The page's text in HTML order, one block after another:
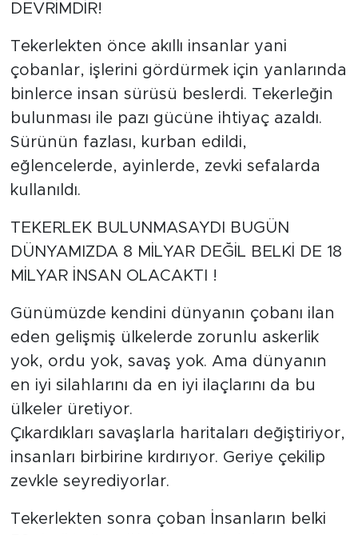
DEVRİMDİR!
Tekerlekten önce akıllı insanlar yani
çobanlar, işlerini gördürmek için yanlarında
binlerce insan sürüsü beslerdi. Tekerleğin
bulunması ile pazı gücüne ihtiyaç azaldı.
Sürünün fazlası, kurban edildi,
eğlencelerde, ayinlerde, zevki sefalarda
kullanıldı.
TEKERLEK BULUNMASAYDI BUGÜN
DÜNYAMIZDA 8 MİLYAR DEĞİL BELKİ DE 18
MİLYAR İNSAN OLACAKTI !
Günümüzde kendini dünyanın çobanı ilan
eden gelişmiş ülkelerde zorunlu askerlik
yok, ordu yok, savaş yok. Ama dünyanın
en iyi silahlarını da en iyi ilaçlarını da bu
ülkeler üretiyor.
Çıkardıkları savaşlarla haritaları değiştiriyor,
insanları birbirine kırdırıyor. Geriye çekilip
zevkle seyrediyorlar.
Tekerlekten sonra çoban İnsanların belki